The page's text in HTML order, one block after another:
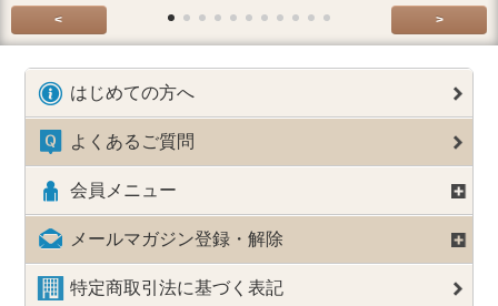
< >
はじめての方へ
よくあるご質問
会員メニュー
メールマガジン登録・解除
特定商取引法に基づく表記